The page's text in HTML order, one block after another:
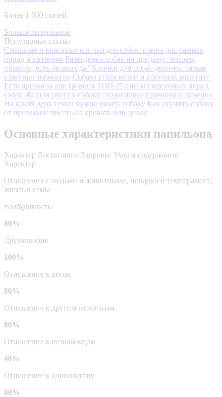
Более 1 500 статей
Больше материалов
Популярные статьи
Смешные и красивые клички для собак: имена для разных
пород и размеров Разведение собак на продажу: основы,
правила, есть ли выгода? Клички для собак-девочек: самые
классные варианты Собака стала вялой и потеряла аппетит?
Есть причины для тревоги ТОП-25 гипоаллергенных пород
собак Желтая рвота у собаки: возможные причины и лечение
На какой день течки нужно вязать собаку Как отучить собаку
от привычки писать на кровать или диван
Основные характеристики папильона
Характер Воспитание Здоровье Уход и содержание
Характер
Отношения с людьми и животными, повадки и темперамент,
жизнь в семье
Возбудимость
80%
Дружелюбие
100%
Отношение к детям
80%
Отношение к другим животным
80%
Отношение к незнакомцам
40%
Отношение к одиночеству
80%